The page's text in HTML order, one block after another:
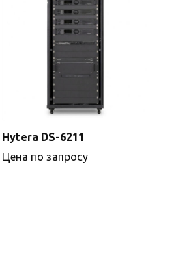
Подробнее
Hytera DS-6211
Цена по запросу